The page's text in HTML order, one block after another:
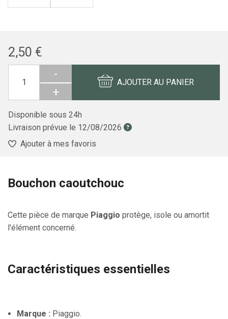
2,50 €
-
+
AJOUTER AU PANIER
Disponible sous 24h
Livraison prévue le 12/08/2026
Ajouter à mes favoris
Bouchon caoutchouc
Cette pièce de marque Piaggio protège, isole ou amortit
l'élément concerné.
Caractéristiques essentielles
Marque : Piaggio.